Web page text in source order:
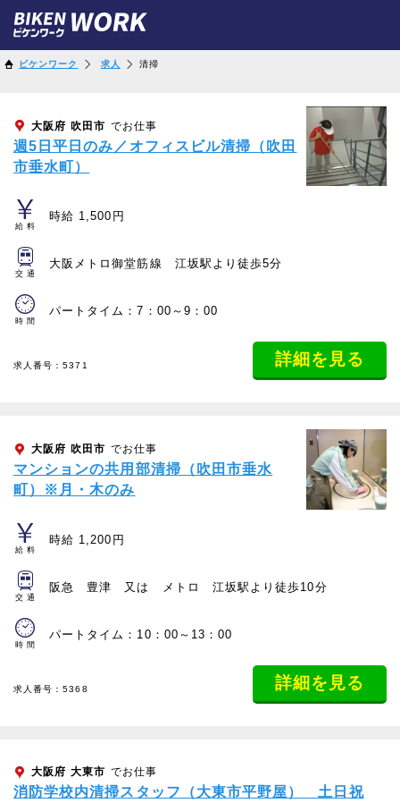
ビケンワーク 求人 清掃
大阪府 吹田市 でお仕事
週5日平日のみ／オフィスビル清掃（吹田
市垂水町）
給料
時給 1,500円
交通
大阪メトロ御堂筋線 江坂駅より徒歩5分
時間
パートタイム：7：00～9：00
求人番号：5371 詳細を見る
大阪府 吹田市 でお仕事
マンションの共用部清掃（吹田市垂水
町）※月・木のみ
給料
時給 1,200円
交通
阪急 豊津 又は メトロ 江坂駅より徒歩10分
時間
パートタイム：10：00～13：00
求人番号：5368 詳細を見る
大阪府 大東市 でお仕事
消防学校内清掃スタッフ（大東市平野屋） 土日祝